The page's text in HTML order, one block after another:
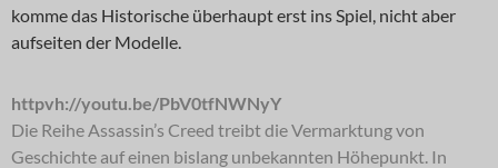
komme das Historische überhaupt erst ins Spiel, nicht aber
aufseiten der Modelle.
httpvh://youtu.be/PbV0tfNWNyY
Die Reihe Assassin’s Creed treibt die Vermarktung von
Geschichte auf einen bislang unbekannten Höhepunkt. In